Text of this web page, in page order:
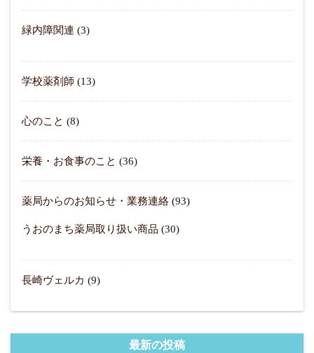
緑内障関連 (3)
学校薬剤師 (13)
心のこと (8)
栄養・お食事のこと (36)
薬局からのお知らせ・業務連絡 (93)
うおのまち薬局取り扱い商品 (30)
長崎ヴェルカ (9)
最新の投稿